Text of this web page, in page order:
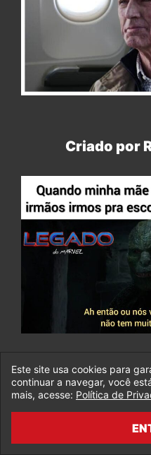
Criado por
Criado por
Este site usa cookies para
continuar a navegar, você
mais, acesse: Política de